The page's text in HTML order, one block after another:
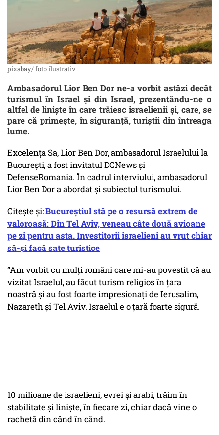
pixabay/ foto ilustrativ
Ambasadorul Lior Ben Dor ne-a vorbit astăzi decât
turismul în Israel și din Israel, prezentându-ne o
altfel de liniște în care trăiesc israelienii și, care, se
pare că primește, în siguranță, turiștii din întreaga
lume.
Excelența Sa, Lior Ben Dor, ambasadorul Israelului la
București, a fost invitatul DCNews și
DefenseRomania. În cadrul interviului, ambasadorul
Lior Ben Dor a abordat și subiectul turismului.
Citește și:Bucureștiul stă pe o resursă extrem de
valoroasă: Din Tel Aviv, veneau câte două avioane
pe zi pentru asta. Investitorii israelieni au vrut chiar
să-și facă sate turistice
”Am vorbit cu mulți români care mi-au povestit că au
vizitat Israelul, au făcut turism religios în țara
noastră și au fost foarte impresionați de Ierusalim,
Nazareth și Tel Aviv. Israelul e o țară foarte sigură.
10 milioane de israelieni, evrei și arabi, trăim în
stabilitate și liniște, în fiecare zi, chiar dacă vine o
rachetă din când în când.